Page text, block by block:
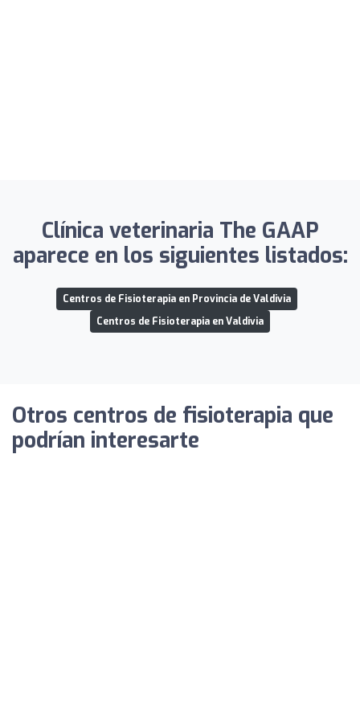
Clínica veterinaria The GAAP
aparece en los siguientes listados:
Centros de Fisioterapia en Provincia de Valdivia
Centros de Fisioterapia en Valdivia
Otros centros de fisioterapia que
podrían interesarte